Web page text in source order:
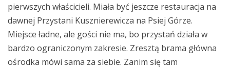
pierwszych właścicieli. Miała być jeszcze restauracja na
dawnej Przystani Kusznierewicza na Psiej Górze.
Miejsce ładne, ale gości nie ma, bo przystań działa w
bardzo ograniczonym zakresie. Zresztą brama główna
ośrodka mówi sama za siebie. Zanim się tam